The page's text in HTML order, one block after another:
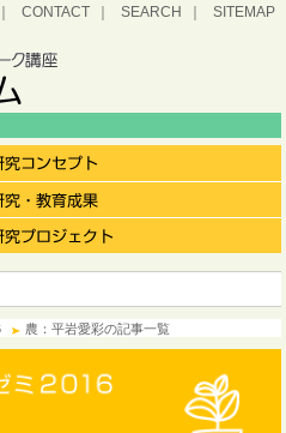
CONTACT SEARCH SITEMAP
農：平岩愛彩の記事一覧